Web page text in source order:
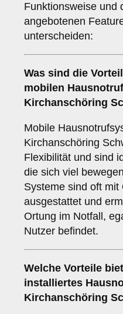
Funktionsweise und
angebotenen
unterscheiden:
Was sind die
mobilen
Kirchanschöring
Mobile
Kirchanschöring
Flexibilität und sind
die sich viel
Systeme sind oft mit
ausgestattet und
Ortung im Notfall,
Nutzer befindet.
Welche Vorteile
installiertes
Kirchanschöring